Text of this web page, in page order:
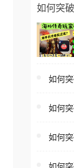
如何突
如何
如何
如何